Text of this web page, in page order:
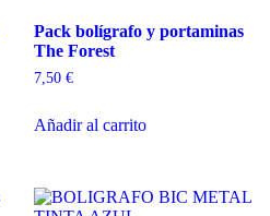
Pack bolígrafo y portaminas
The Forest
7,50 €
Añadir al carrito